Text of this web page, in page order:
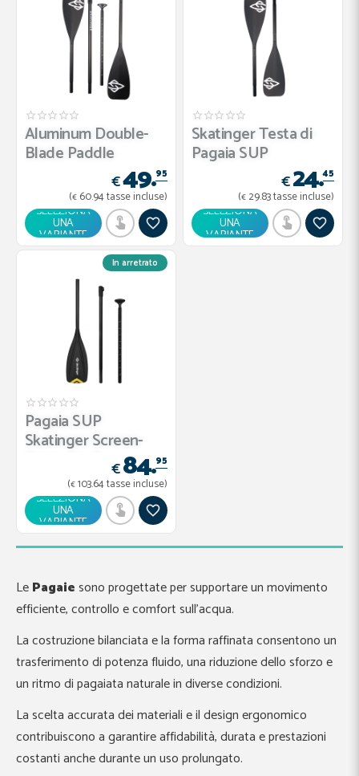
Aluminum Double-
Blade Paddle
€49.95
(€ 60.94tasse incluse)
SELEZIONA
UNA
VARIANTE
Skatinger Testa di
Pagaia SUP
€24.45
(€ 29.83tasse incluse)
SELEZIONA
UNA
VARIANTE
In arretrato
Pagaia SUP
Skatinger Screen-
€84.95
(€ 103.64tasse incluse)
SELEZIONA
UNA
VARIANTE
LePagaiesono progettate per supportare un movimento
efficiente, controllo e comfort sull’acqua.
La costruzione bilanciata e la forma raffinata consentono un
trasferimento di potenza fluido, una riduzione dello sforzo e
un ritmo di pagaiata naturale in diverse condizioni.
La scelta accurata dei materiali e il design ergonomico
contribuiscono a garantire affidabilità, durata e prestazioni
costanti anche durante un uso prolungato.